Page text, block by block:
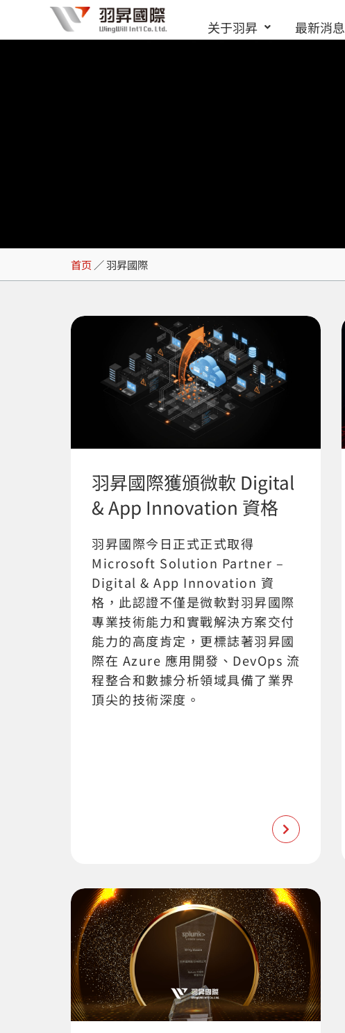
至
关于羽昇 最新消息
羽昇國際
首页 ／羽昇國際
羽昇國際獲頒微軟 Digital
& App Innovation 資格
羽昇國際今日正式正式取得
Microsoft Solution Partner –
Digital & App Innovation 資
格，此認證不僅是微軟對羽昇國際
專業技術能力和實戰解決方案交付
能力的高度肯定，更標誌著羽昇國
際在 Azure 應用開發、DevOps 流
程整合和數據分析領域具備了業界
頂尖的技術深度。